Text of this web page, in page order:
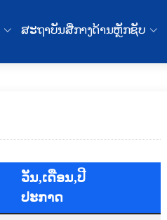
ສະຖາບັນສື່ກາງດ້ານຫຼັກຊັບ
ວັນ,ເດືອນ,ປີ
ປະກາດ